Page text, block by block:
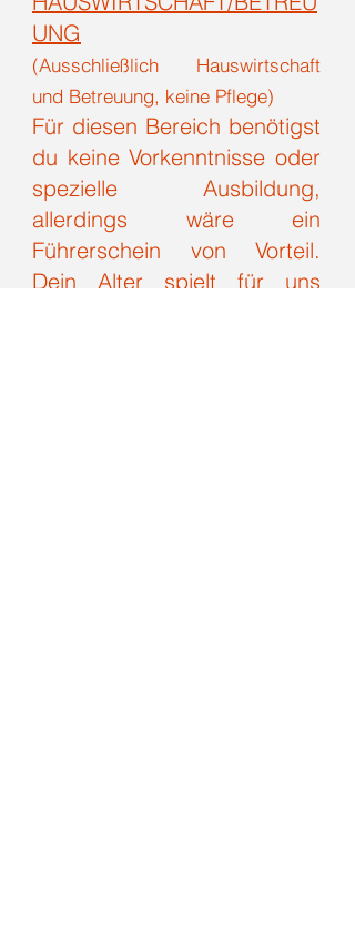
UNG
(Ausschließlich Hauswirtschaft
und Betreuung, keine Pflege)
Für diesen Bereich benötigst
du keine Vorkenntnisse oder
spezielle Ausbildung,
allerdings wäre ein
Führerschein von Vorteil.
Dein Alter spielt für uns